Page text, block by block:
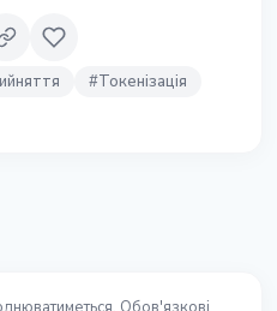
#Токенізація